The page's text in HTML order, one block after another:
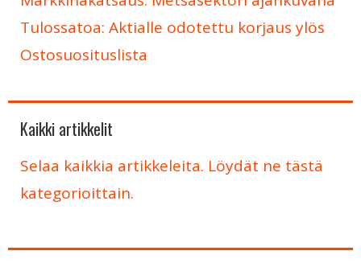
Tulossatoa: Aktialle odotettu korjaus ylös
Ostosuosituslista
Kaikki artikkelit
Selaa kaikkia artikkeleita. Löydät ne tästä
kategorioittain.